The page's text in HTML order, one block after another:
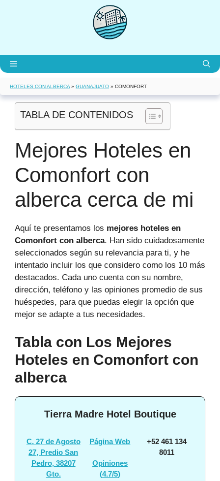
Menú
HOTELES CON ALBERCA » GUANAJUATO » COMONFORT
TABLA DE CONTENIDOS
Mejores Hoteles en
Comonfort con
alberca cerca de mi
Aquí te presentamos los mejores hoteles en
Comonfort con alberca. Han sido cuidadosamente
seleccionados según su relevancia para ti, y he
intentado incluir los que considero como los 10 más
destacados. Cada uno cuenta con su nombre,
dirección, teléfono y las opiniones promedio de sus
huéspedes, para que puedas elegir la opción que
mejor se adapte a tus necesidades.
Tabla con Los Mejores
Hoteles en Comonfort con
alberca
Tierra Madre Hotel Boutique
C. 27 de Agosto
27, Predio San
Pedro, 38207
Gto.
Página Web
Opiniones
(4.7/5)
+52 461 134
8011